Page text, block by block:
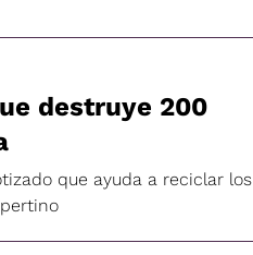
destruye 200
que ayuda a reciclar los